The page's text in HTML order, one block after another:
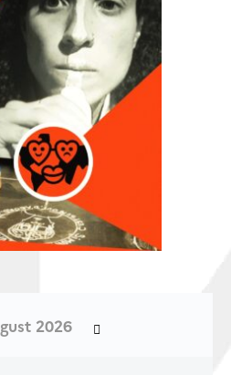
2026